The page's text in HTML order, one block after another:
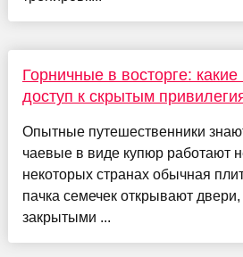
Горничные в восторге:
доступ к скрытым
Опытные путешественники
чаевые в виде купюр работают
некоторых странах обычная
пачка семечек открывают
закрытыми ...